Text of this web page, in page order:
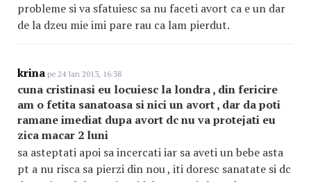
probleme si va sfatuiesc sa nu faceti avort ca e un dar
de la dzeu mie imi pare rau ca lam pierdut.
krina pe 24 Ian 2013, 16:38
cuna cristinasi eu locuiesc la londra , din fericire
am o fetita sanatoasa si nici un avort , dar da poti
ramane imediat dupa avort dc nu va protejati eu
zica macar 2 luni
sa asteptati apoi sa incercati iar sa aveti un bebe asta
pt a nu risca sa pierzi din nou , iti doresc sanatate si dc